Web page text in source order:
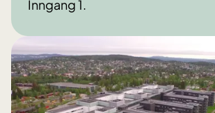
Inngang 1.